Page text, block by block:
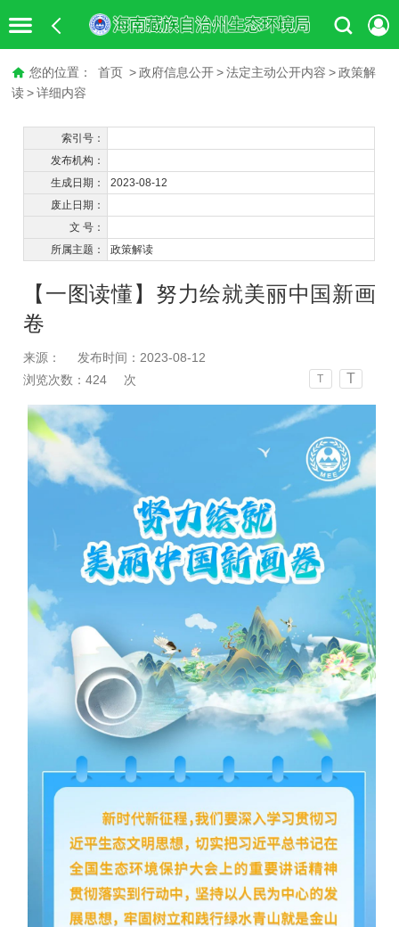
您的位置： 首页 > 政府信息公开 > 法定主动公开内容 > 政策解
读 > 详细内容
索引号：
发布机构：
生成日期：
2023-08-12
废止日期：
文 号：
所属主题：
政策解读
【一图读懂】努力绘就美丽中国新画
卷
来源：
发布时间：2023-08-12
浏览次数：424 次 T T